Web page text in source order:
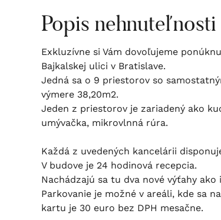
Popis nehnuteľnosti
Exkluzívne si Vám dovoľujeme
Bajkalskej ulici v Bratislave.
Jedná sa o 9 priestorov so
výmere 38,20m2.
Jeden z priestorov je zariadený ako
umývačka, mikrovlnná rúra.
Každá z uvedených kancelárii
V budove je 24 hodinová recepcia.
Nachádzajú sa tu dva nové výťahy ako
Parkovanie je možné v areáli, kde sa
kartu je 30 euro bez DPH mesačne.